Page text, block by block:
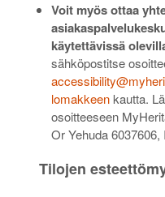
Voit myös ottaa
käytettävissä
sähköpostitse
lomakkeen kautta.
osoitteeseen
Or Yehuda 6037606,
Tilojen